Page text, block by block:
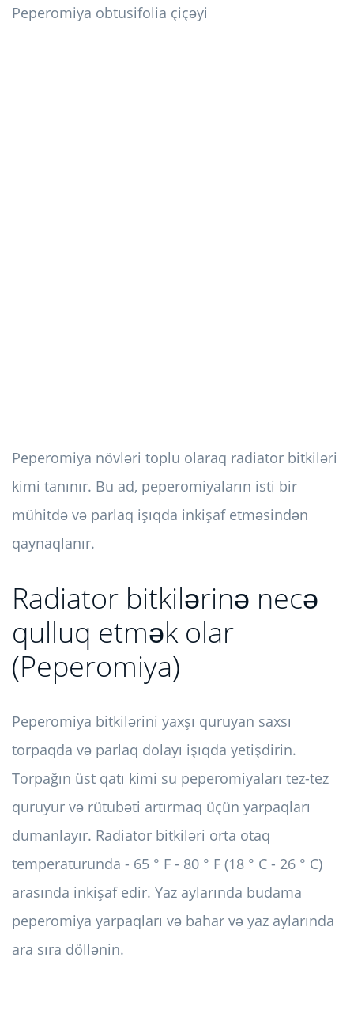
Peperomiya obtusifolia çiçəyi
Peperomiya növləri toplu olaraq radiator bitkiləri
kimi tanınır. Bu ad, peperomiyaların isti bir
mühitdə və parlaq işıqda inkişaf etməsindən
qaynaqlanır.
Radiator bitkilərinə necə
qulluq etmək olar
(Peperomiya)
Peperomiya bitkilərini yaxşı quruyan saxsı
torpaqda və parlaq dolayı işıqda yetişdirin.
Torpağın üst qatı kimi su peperomiyaları tez-tez
quruyur və rütubəti artırmaq üçün yarpaqları
dumanlayır. Radiator bitkiləri orta otaq
temperaturunda - 65 ° F - 80 ° F (18 ° C - 26 ° C)
arasında inkişaf edir. Yaz aylarında budama
peperomiya yarpaqları və bahar və yaz aylarında
ara sıra döllənin.